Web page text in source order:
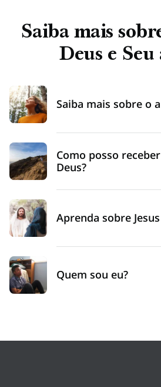
Saiba mais
Deus e
Saiba mais sobre o
Como posso
Deus?
Aprenda sobre
Quem sou eu?